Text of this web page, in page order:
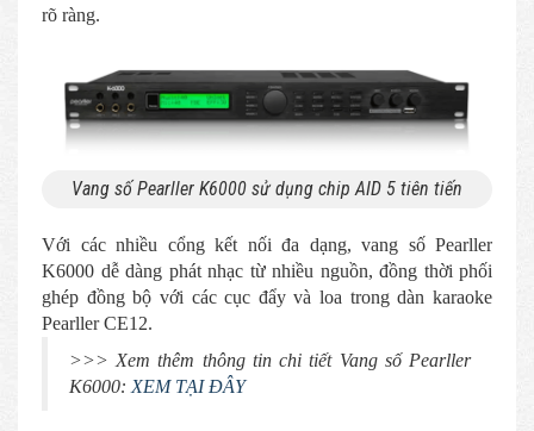
rõ ràng.
Vang số Pearller K6000 sử dụng chip AID 5 tiên tiến
Với các nhiều cổng kết nối đa dạng, vang số Pearller
K6000 dễ dàng phát nhạc từ nhiều nguồn, đồng thời phối
ghép đồng bộ với các cục đẩy và loa trong dàn karaoke
Pearller CE12.
>>> Xem thêm thông tin chi tiết Vang số Pearller
K6000: XEM TẠI ĐÂY